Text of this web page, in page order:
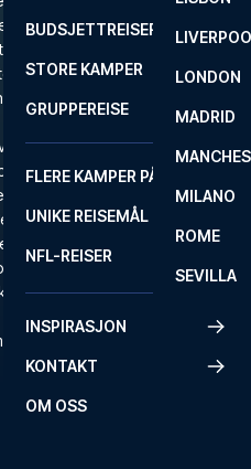
LONDON
MADRID
MILANO
ROME
SEVILLA
BUDSJETTREISER
STORE KAMPER
GRUPPEREISE
FLERE KAMPER PÅ ÉN REISE
UNIKE REISEMÅL
NFL-REISER
INSPIRASJON
KONTAKT
OM OSS
fans og ikoniske klubber.
rivaloppgjør og en
og intensitet, er Serie A et
verden.
den unike stemningen på San
Stadio Olimpico, se Juventus
følge i Maradonas fotspor i
A den ultimate opplevelsen.
har du mulighet til å
kultur med verdens største
til Serie A.
kampbilletter, utvalgte